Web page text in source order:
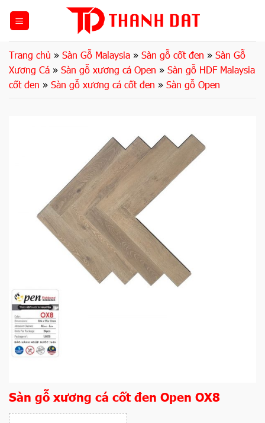
dungTrang chủ » Sàn Gỗ Malaysia » Sàn gỗ cốt đen » Sàn Gỗ
Xương Cá » Sàn gỗ xương cá Open » Sàn gỗ HDF Malaysia
cốt đen » Sàn gỗ xương cá cốt đen » Sàn gỗ Open
Sàn gỗ xương cá cốt đen Open OX8